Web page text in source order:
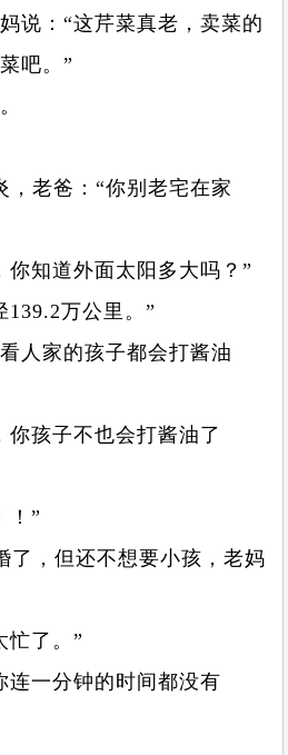
说：“这芹菜真老，卖菜的
吧。”
，老爸：“你别老宅在家
你知道外面太阳多大吗？”
139.2万公里。”
人家的孩子都会打酱油
你孩子不也会打酱油了
！”
了，但还不想要小孩，老妈
忙了。”
连一分钟的时间都没有